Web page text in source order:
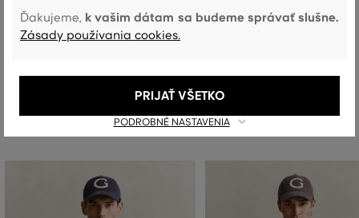
BIELENIE
Odporúčané produkty
Ďakujeme, k vašim dátam sa budeme správať slušne.
Zásady používania cookies.
PODROBNÉ NASTAVENIA
PRIJAŤ VŠETKO